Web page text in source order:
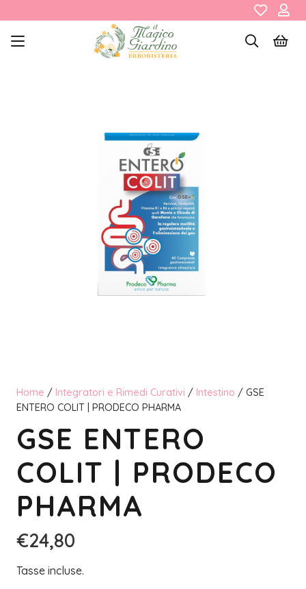
Home / Integratori e Rimedi Curativi / Intestino / GSE
ENTERO COLIT | PRODECO PHARMA
GSE ENTERO
COLIT | PRODECO
PHARMA
€24,80
Tasse incluse.